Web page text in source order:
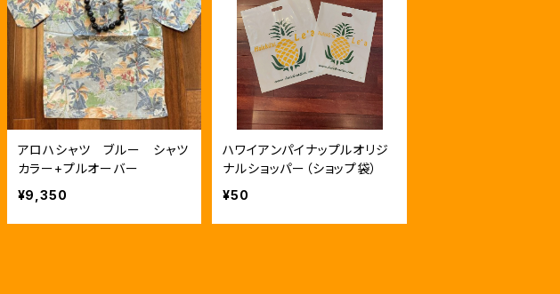
アロハシャツ ブルー シャツ
カラー+プルオーバー
¥9,350
ハワイアンパイナップルオリジ
ナルショッパー（ショップ袋）
¥50